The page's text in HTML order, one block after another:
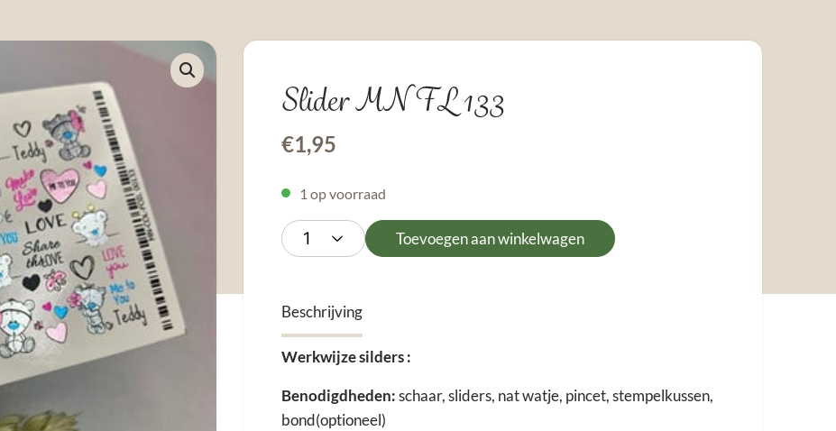
Slider MN FL 133
€1,95
1 op voorraad
Toevoegen aan winkelwagen
Beschrijving
Werkwijze silders :
Benodigdheden:schaar, sliders, nat watje, pincet, stempelkussen,
bond(optioneel)